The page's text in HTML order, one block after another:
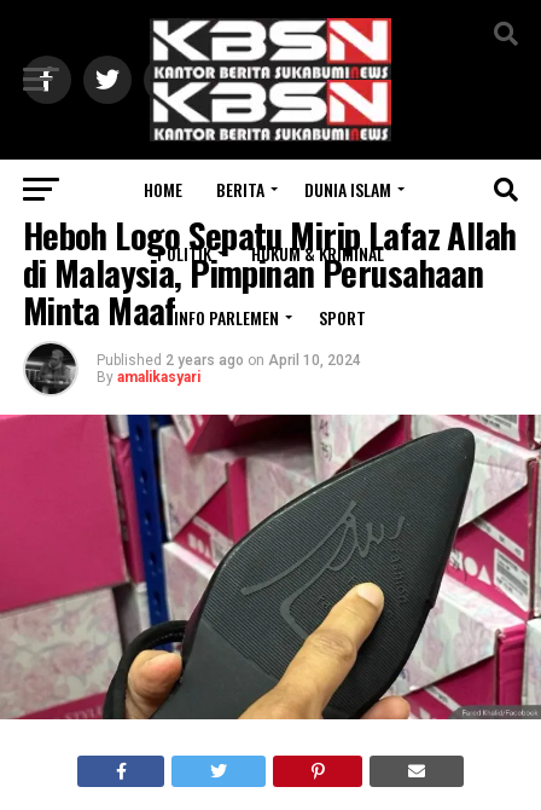
HOME BERITA DUNIA ISLAM
POLITIK HUKUM & KRIMINAL
INFO PARLEMEN SPORT
EKONOMI BISNIS
Heboh Logo Sepatu Mirip Lafaz Allah
di Malaysia, Pimpinan Perusahaan
Minta Maaf
Published 2 years ago on April 10, 2024
By amalikasyari
Exit mobile version